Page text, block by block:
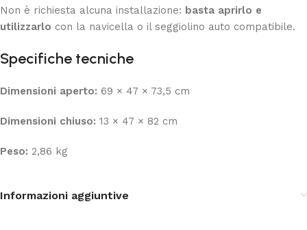
Non è richiesta alcuna installazione: basta aprirlo e
utilizzarlo con la navicella o il seggiolino auto compatibile.
Specifiche tecniche
Dimensioni aperto: 69 × 47 × 73,5 cm
Dimensioni chiuso: 13 × 47 × 82 cm
Peso: 2,86 kg
Informazioni aggiuntive